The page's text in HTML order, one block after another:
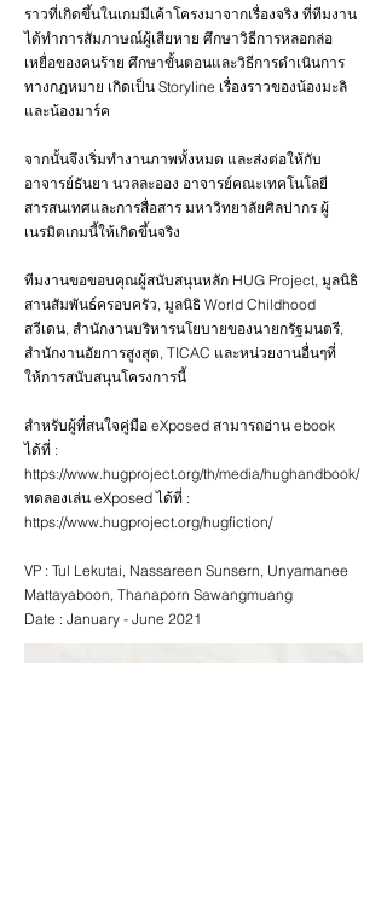
ราวที่เกิดขึ้นในเกมมีเค้าโครงมาจากเรื่องจริง ที่ทีมงาน
ได้ทำการสัมภาษณ์ผู้เสียหาย ศึกษาวิธีการหลอกล่อ
เหยื่อของคนร้าย ศึกษาขั้นตอนและวิธีการดำเนินการ
ทางกฎหมาย เกิดเป็น Storyline เรื่องราวของน้องมะลิ
และน้องมาร์ค
จากนั้นจึงเริ่มทำงานภาพทั้งหมด และส่งต่อให้กับ
อาจารย์ธันยา นวลละออง อาจารย์คณะเทคโนโลยี
สารสนเทศและการสื่อสาร มหาวิทยาลัยศิลปากร ผู้
เนรมิตเกมนี้ให้เกิดขึ้นจริง
ทีมงานขอขอบคุณผู้สนับสนุนหลัก HUG Project, มูลนิธิ
สานสัมพันธ์ครอบครัว, มูลนิธิ World Childhood
สวีเดน, สำนักงานบริหารนโยบายของนายกรัฐมนตรี,
สำนักงานอัยการสูงสุด, TICAC และหน่วยงานอื่นๆที่
ให้การสนับสนุนโครงการนี้
สำหรับผู้ที่สนใจคู่มือ eXposed สามารถอ่าน ebook
ได้ที่ :
https://www.hugproject.org/th/media/hughandbook/
ทดลองเล่น eXposed ได้ที่ :
https://www.hugproject.org/hugfiction/
VP : Tul Lekutai, Nassareen Sunsern, Unyamanee
Mattayaboon, Thanaporn Sawangmuang
Date : January - June 2021